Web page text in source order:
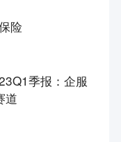
险
季报：企服
道